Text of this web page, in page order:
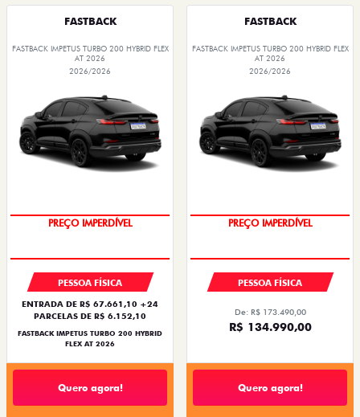
FASTBACK
FASTBACK IMPETUS TURBO 200 HYBRID FLEX
AT 2026
2026/2026
OPORTUNIDADE
PESSOA FÍSICA
ENTRADA DE R$ 67.661,10 +24
PARCELAS DE R$ 6.152,10
FASTBACK IMPETUS TURBO 200 HYBRID
FLEX AT 2026
Quero agora!
FASTBACK
FASTBACK IMPETUS TURBO 200 HYBRID FLEX
AT 2026
2026/2026
OPORTUNIDADE
PESSOA FÍSICA
De: R$ 173.490,00
R$ 134.990,00
Quero agora!